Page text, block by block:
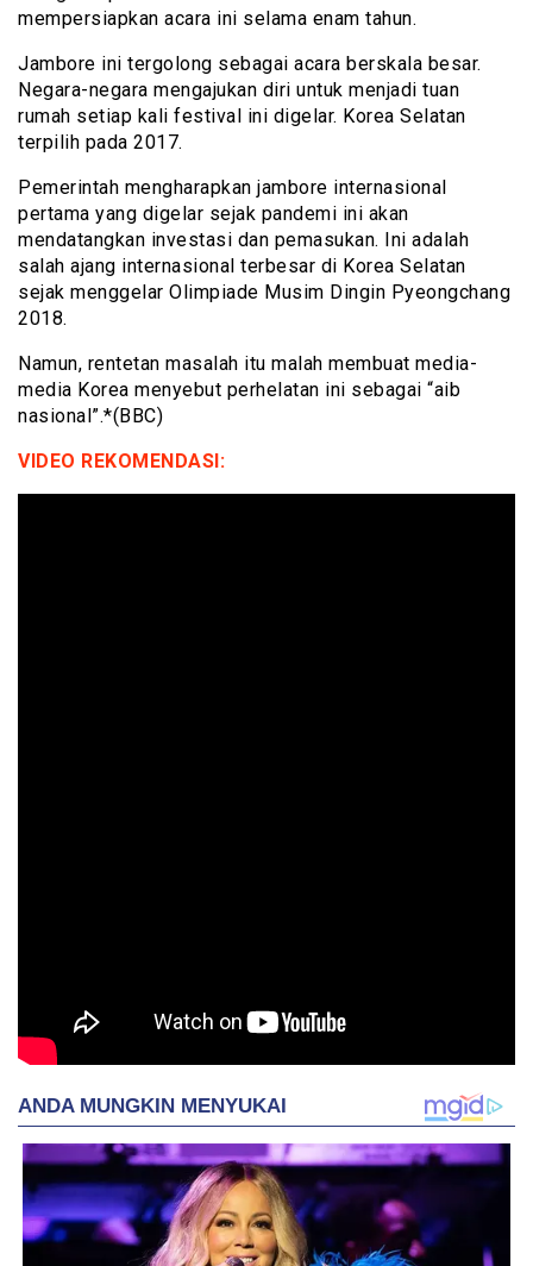
mempersiapkan acara ini selama enam tahun.
Jambore ini tergolong sebagai acara berskala besar.
Negara-negara mengajukan diri untuk menjadi tuan
rumah setiap kali festival ini digelar. Korea Selatan
terpilih pada 2017.
Pemerintah mengharapkan jambore internasional
pertama yang digelar sejak pandemi ini akan
mendatangkan investasi dan pemasukan. Ini adalah
salah ajang internasional terbesar di Korea Selatan
sejak menggelar Olimpiade Musim Dingin Pyeongchang
2018.
Namun, rentetan masalah itu malah membuat media-
media Korea menyebut perhelatan ini sebagai “aib
nasional”.*(BBC)
VIDEO REKOMENDASI: